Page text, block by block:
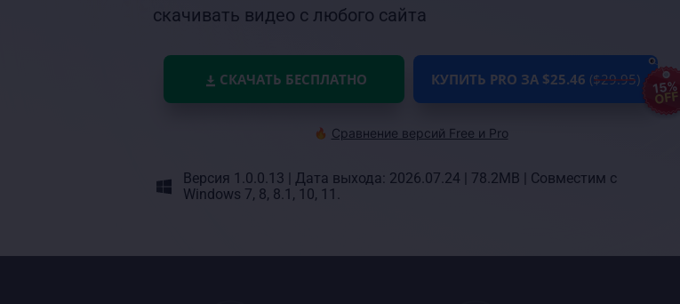
скачивать видео с любого сайта
СКАЧАТЬ БЕСПЛАТНО КУПИТЬ PRO ЗА $25.46 ($29.95) 15%
OFF
Сравнение версий Free и Pro
Версия 1.0.0.13 Дата выхода: 2026.07.24 78.2MB
Совместим с
Windows 7, 8, 8.1, 10, 11.